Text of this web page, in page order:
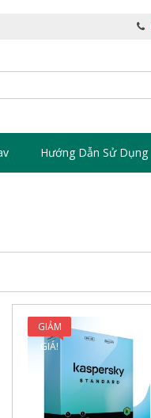
Hướng Dẫn Sử Dụng
GIẢM
GIÁ!